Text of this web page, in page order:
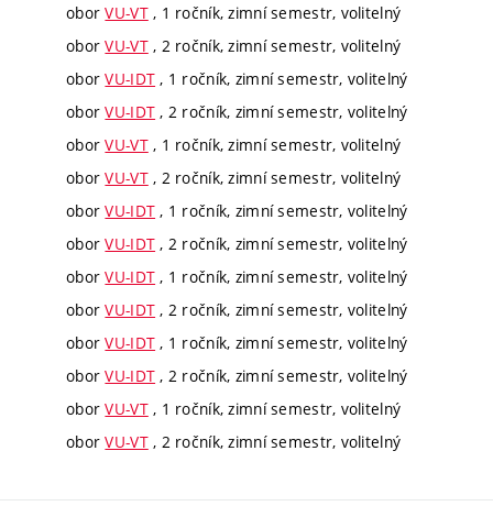
oborVU-VT, 1 ročník, zimní semestr, volitelný
oborVU-VT, 2 ročník, zimní semestr, volitelný
oborVU-IDT , 1 ročník, zimní semestr, volitelný
oborVU-IDT , 2 ročník, zimní semestr, volitelný
oborVU-VT, 1 ročník, zimní semestr, volitelný
oborVU-VT, 2 ročník, zimní semestr, volitelný
oborVU-IDT , 1 ročník, zimní semestr, volitelný
oborVU-IDT , 2 ročník, zimní semestr, volitelný
oborVU-IDT , 1 ročník, zimní semestr, volitelný
oborVU-IDT , 2 ročník, zimní semestr, volitelný
oborVU-IDT , 1 ročník, zimní semestr, volitelný
oborVU-IDT , 2 ročník, zimní semestr, volitelný
oborVU-VT, 1 ročník, zimní semestr, volitelný
oborVU-VT, 2 ročník, zimní semestr, volitelný